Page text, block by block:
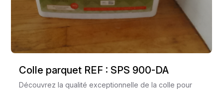
Colle parquet REF : SPS 900-DA
Découvrez la qualité exceptionnelle de la colle pour